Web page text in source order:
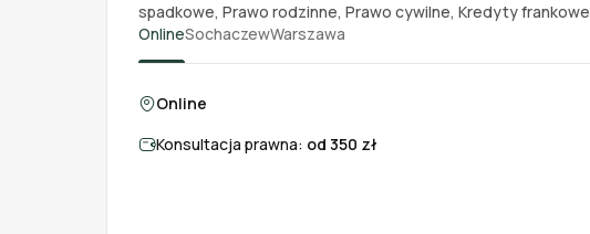
spadkowe, Prawo rodzinne, Prawo cywilne, Kredyty frankowe
OnlineSochaczewWarszawa
Online
Konsultacja prawna: od 350 zł